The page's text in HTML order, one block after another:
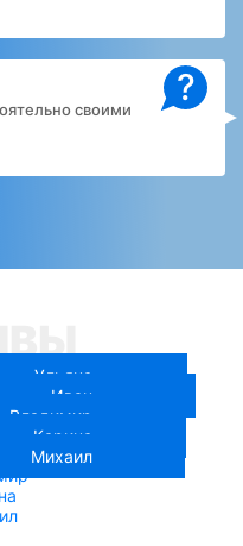
?
своими
Ульяна
Иван
Владимир
Карина
Михаил